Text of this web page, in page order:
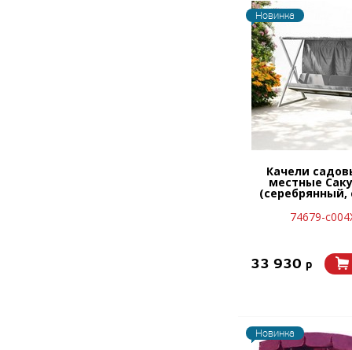
Новинка
Качели
местные
(серебрянный,
74679-
33 930 p
Новинка